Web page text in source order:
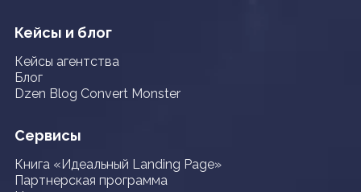
Кейсы и блог
Кейсы агентства
Блог
Dzen Blog Convert Monster
Сервисы
Книга «Идеальный Landing Page»
Партнерская программа